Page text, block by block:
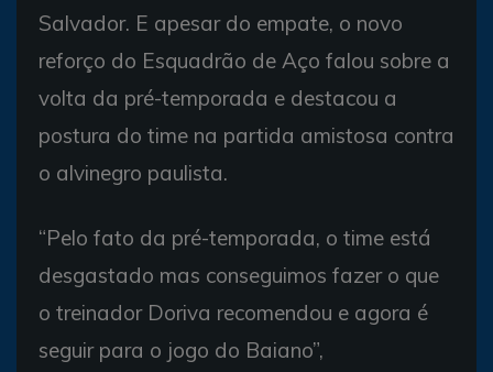
Salvador. E apesar do empate, o novo
reforço do Esquadrão de Aço falou sobre a
volta da pré-temporada e destacou a
postura do time na partida amistosa contra
o alvinegro paulista.
“Pelo fato da pré-temporada, o time está
desgastado mas conseguimos fazer o que
o treinador Doriva recomendou e agora é
seguir para o jogo do Baiano”,